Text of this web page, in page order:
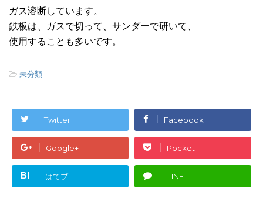
ガス溶断しています。
鉄板は、ガスで切って、サンダーで研いて、
使用することも多いです。
-未分類
Twitter Facebook
Google+ Pocket
B! はてブ LINE